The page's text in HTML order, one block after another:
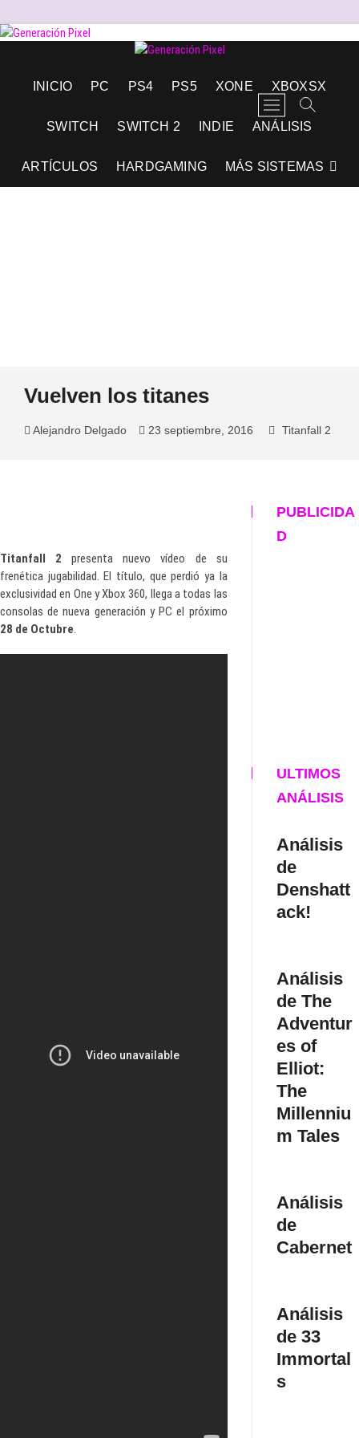
Saltar
Generación Pixel
EXPRESIÓN Y AMOR.
INICIO PC PS4 PS5 XONE XBOXSX
SWITCH SWITCH 2 INDIE ANÁLISIS
ARTÍCULOS HARDGAMING MÁS SISTEMAS
B
o
n
Vuelven los titanes
Alejandro Delgado 23 septiembre, 2016 Titanfall 2
Titanfall 2 presenta nuevo vídeo de su
frenética jugabilidad. El título, que perdió ya la
exclusividad en One y Xbox 360, llega a todas las
consolas de nueva generación y PC el próximo
28 de Octubre.
PUBLICIDA
D
ULTIMOS
ANÁLISIS
Análisis
de
Denshatt
ack!
Análisis
de The
Adventur
es of
Elliot:
The
Millenniu
m Tales
Análisis
de
Cabernet
Análisis
de 33
Immortal
s